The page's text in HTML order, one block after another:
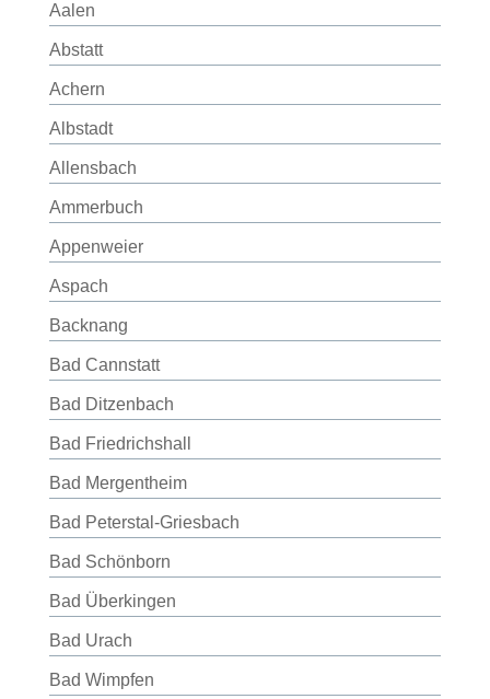
Aalen
Abstatt
Achern
Albstadt
Allensbach
Ammerbuch
Appenweier
Aspach
Backnang
Bad Cannstatt
Bad Ditzenbach
Bad Friedrichshall
Bad Mergentheim
Bad Peterstal-Griesbach
Bad Schönborn
Bad Überkingen
Bad Urach
Bad Wimpfen